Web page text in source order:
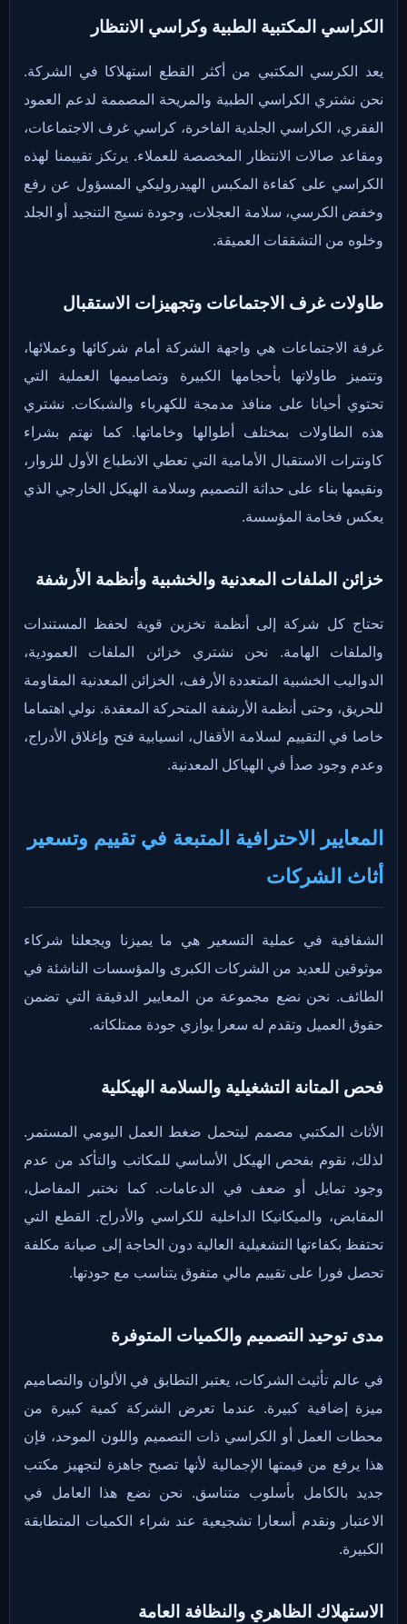
الكراسي المكتبية الطبية وكراسي الانتظار
يعد الكرسي المكتبي من أكثر القطع استهلاكا في الشركة.
نحن نشتري الكراسي الطبية والمريحة المصممة لدعم العمود
الفقري، الكراسي الجلدية الفاخرة، كراسي غرف الاجتماعات،
ومقاعد صالات الانتظار المخصصة للعملاء. يرتكز تقييمنا لهذه
الكراسي على كفاءة المكبس الهيدروليكي المسؤول عن رفع
وخفض الكرسي، سلامة العجلات، وجودة نسيج التنجيد أو الجلد
وخلوه من التشققات العميقة.
طاولات غرف الاجتماعات وتجهيزات الاستقبال
غرفة الاجتماعات هي واجهة الشركة أمام شركائها وعملائها،
وتتميز طاولاتها بأحجامها الكبيرة وتصاميمها العملية التي
تحتوي أحيانا على منافذ مدمجة للكهرباء والشبكات. نشتري
هذه الطاولات بمختلف أطوالها وخاماتها. كما نهتم بشراء
كاونترات الاستقبال الأمامية التي تعطي الانطباع الأول للزوار،
ونقيمها بناء على حداثة التصميم وسلامة الهيكل الخارجي الذي
يعكس فخامة المؤسسة.
خزائن الملفات المعدنية والخشبية وأنظمة الأرشفة
تحتاج كل شركة إلى أنظمة تخزين قوية لحفظ المستندات
والملفات الهامة. نحن نشتري خزائن الملفات العمودية،
الدواليب الخشبية المتعددة الأرفف، الخزائن المعدنية المقاومة
للحريق، وحتى أنظمة الأرشفة المتحركة المعقدة. نولي اهتماما
خاصا في التقييم لسلامة الأقفال، انسيابية فتح وإغلاق الأدراج،
وعدم وجود صدأ في الهياكل المعدنية.
المعايير الاحترافية المتبعة في تقييم وتسعير
أثاث الشركات
الشفافية في عملية التسعير هي ما يميزنا ويجعلنا شركاء
موثوقين للعديد من الشركات الكبرى والمؤسسات الناشئة في
الطائف. نحن نضع مجموعة من المعايير الدقيقة التي تضمن
حقوق العميل وتقدم له سعرا يوازي جودة ممتلكاته.
فحص المتانة التشغيلية والسلامة الهيكلية
الأثاث المكتبي مصمم ليتحمل ضغط العمل اليومي المستمر.
لذلك، نقوم بفحص الهيكل الأساسي للمكاتب والتأكد من عدم
وجود تمايل أو ضعف في الدعامات. كما نختبر المفاصل،
المقابض، والميكانيكا الداخلية للكراسي والأدراج. القطع التي
تحتفظ بكفاءتها التشغيلية العالية دون الحاجة إلى صيانة مكلفة
تحصل فورا على تقييم مالي متفوق يتناسب مع جودتها.
مدى توحيد التصميم والكميات المتوفرة
في عالم تأثيث الشركات، يعتبر التطابق في الألوان والتصاميم
ميزة إضافية كبيرة. عندما تعرض الشركة كمية كبيرة من
محطات العمل أو الكراسي ذات التصميم واللون الموحد، فإن
هذا يرفع من قيمتها الإجمالية لأنها تصبح جاهزة لتجهيز مكتب
جديد بالكامل بأسلوب متناسق. نحن نضع هذا العامل في
الاعتبار ونقدم أسعارا تشجيعية عند شراء الكميات المتطابقة
الكبيرة.
الاستهلاك الظاهري والنظافة العامة